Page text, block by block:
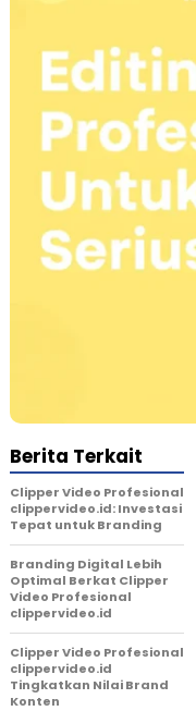
Berita Terkait
Clipper Video Profesional
clippervideo.id: Investasi
Tepat untuk Branding
Branding Digital Lebih
Optimal Berkat Clipper
Video Profesional
clippervideo.id
Clipper Video Profesional
clippervideo.id
Tingkatkan Nilai Brand
Konten